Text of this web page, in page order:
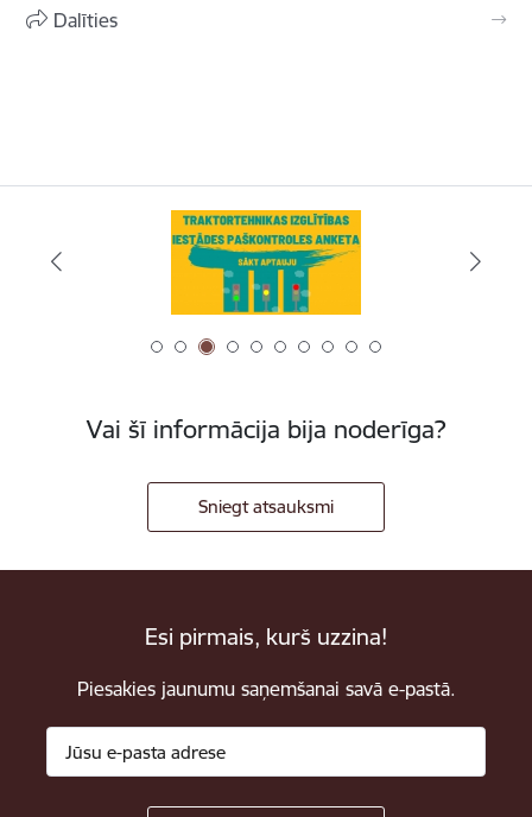
Dalīties
Vai šī informācija bija noderīga?
Sniegt atsauksmi
Esi pirmais, kurš uzzina!
Piesakies jaunumu saņemšanai savā e-pastā.